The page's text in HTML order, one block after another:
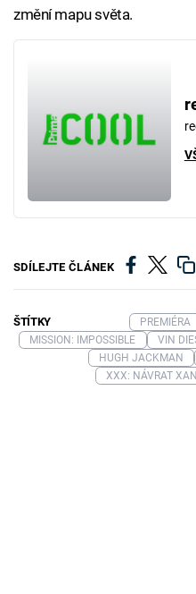
změní mapu světa.
SDÍLEJTE ČLÁNEK
ŠTÍTKY PREMIÉRA
MISSION: IMPOSSIBLE
VIN
HUGH JACKMAN
XXX: NÁVRAT